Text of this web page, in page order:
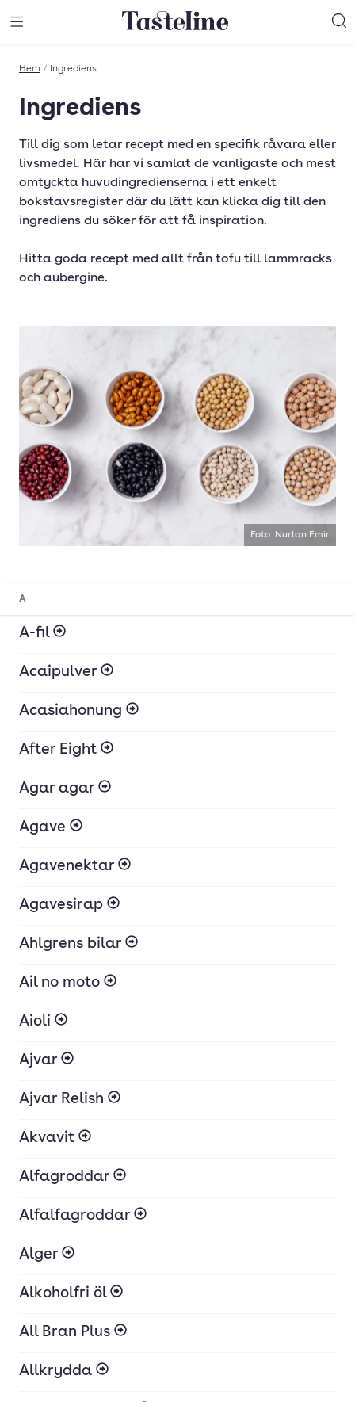
Till Tastelines startsida
Hem / Ingrediens
Ingrediens
Till dig som letar recept med en specifik råvara eller
livsmedel. Här har vi samlat de vanligaste och mest
omtyckta huvudingredienserna i ett enkelt
bokstavsregister där du lätt kan klicka dig till den
ingrediens du söker för att få inspiration.
Hitta goda recept med allt från tofu till lammracks
och aubergine.
Foto: Nurlan Emir
A
A-fil
Acaipulver
Acasiahonung
After Eight
Agar agar
Agave
Agavenektar
Agavesirap
Ahlgrens bilar
Ail no moto
Aioli
Ajvar
Ajvar Relish
Akvavit
Alfagroddar
Alfalfagroddar
Alger
Alkoholfri öl
All Bran Plus
Allkrydda